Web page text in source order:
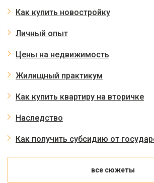
Как купить новостройку
Личный опыт
Цены на недвижимость
Жилищный практикум
Как купить квартиру на вторичке
Наследство
Как получить субсидию от
все сюжеты